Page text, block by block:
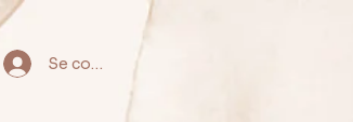
Se connecter